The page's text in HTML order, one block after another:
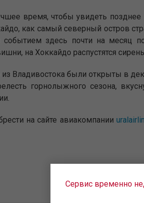
время, чтобы увидеть
как самый северный остров
событием здесь почти на месяц
на Хоккайдо распустятся
Владивостока были открыты в
горнолыжного сезона,
на сайте авиакомпании
Сервис временно